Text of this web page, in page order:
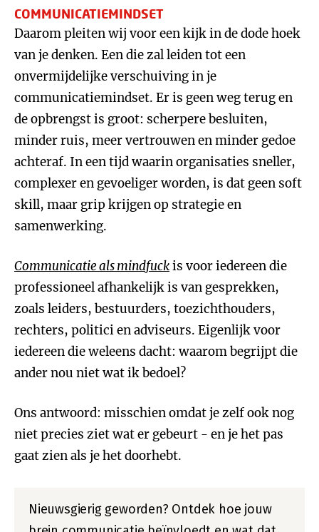
COMMUNICATIEMINDSET
Daarom pleiten wij voor een kijk in de dode hoek
van je denken. Een die zal leiden tot een
onvermijdelijke verschuiving in je
communicatiemindset. Er is geen weg terug en
de opbrengst is groot: scherpere besluiten,
minder ruis, meer vertrouwen en minder gedoe
achteraf. In een tijd waarin organisaties sneller,
complexer en gevoeliger worden, is dat geen soft
skill, maar grip krijgen op strategie en
samenwerking.
Communicatie als mindfuckis voor iedereen die
professioneel afhankelijk is van gesprekken,
zoals leiders, bestuurders, toezichthouders,
rechters, politici en adviseurs. Eigenlijk voor
iedereen die weleens dacht: waarom begrijpt die
ander nou niet wat ik bedoel?
Ons antwoord: misschien omdat je zelf ook nog
niet precies ziet wat er gebeurt - en je het pas
gaat zien als je het doorhebt.
Nieuwsgierig geworden? Ontdek hoe jouw